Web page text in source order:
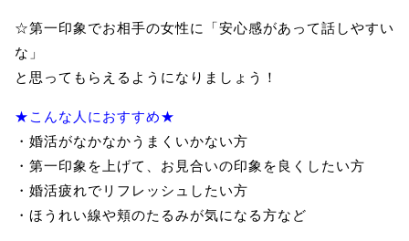
☆第一印象でお相手の女性に「安心感があって話しやすい
な」
と思ってもらえるようになりましょう！
★こんな人におすすめ★
・婚活がなかなかうまくいかない方
・第一印象を上げて、お見合いの印象を良くしたい方
・婚活疲れでリフレッシュしたい方
・ほうれい線や頬のたるみが気になる方など